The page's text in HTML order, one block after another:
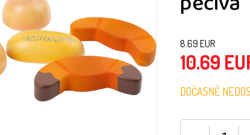
8.69 EUR
10.69
DOČASNĚ